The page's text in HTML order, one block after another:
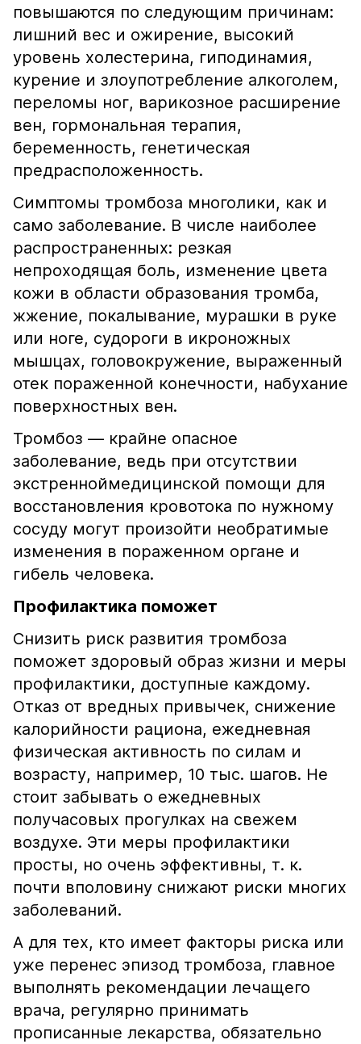
повышаются по следующим причинам:
лишний вес и ожирение, высокий
уровень холестерина, гиподинамия,
курение и злоупотребление алкоголем,
переломы ног, варикозное расширение
вен, гормональная терапия,
беременность, генетическая
предрасположенность.
Симптомы тромбоза многолики, как и
само заболевание. В числе наиболее
распространенных: резкая
непроходящая боль, изменение цвета
кожи в области образования тромба,
жжение, покалывание, мурашки в руке
или ноге, судороги в икроножных
мышцах, головокружение, выраженный
отек пораженной конечности, набухание
поверхностных вен.
Тромбоз — крайне опасное
заболевание, ведь при отсутствии
экстренноймедицинской помощи для
восстановления кровотока по нужному
сосуду могут произойти необратимые
изменения в пораженном органе и
гибель человека.
Профилактика поможет
Снизить риск развития тромбоза
поможет здоровый образ жизни и меры
профилактики, доступные каждому.
Отказ от вредных привычек, снижение
калорийности рациона, ежедневная
физическая активность по силам и
возрасту, например, 10 тыс. шагов. Не
стоит забывать о ежедневных
получасовых прогулках на свежем
воздухе. Эти меры профилактики
просты, но очень эффективны, т. к.
почти вполовину снижают риски многих
заболеваний.
А для тех, кто имеет факторы риска или
уже перенес эпизод тромбоза, главное
выполнять рекомендации лечащего
врача, регулярно принимать
прописанные лекарства, обязательно